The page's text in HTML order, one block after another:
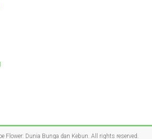
Flower: Dunia Bunga dan Kebun . All rights reserved.